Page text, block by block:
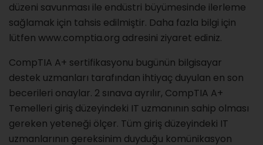
düzeni savunması ile endüstri büyümesinde ilerleme
sağlamak için tahsis edilmiştir. Daha fazla bilgi için
lütfen www.comptia.org adresini ziyaret ediniz.
CompTIA A+ sertifikasyonu bugünün bilgisayar
destek uzmanları tarafından ihtiyaç duyulan en son
becerileri onaylar. 2 sınava ayrılır, CompTIA A+
Temelleri giriş düzeyindeki IT uzmanının sahip olması
gereken yeteneği ölçer. Tüm giriş düzeyindeki IT
uzmanlarının gereksinim duyduğu komünikasyon